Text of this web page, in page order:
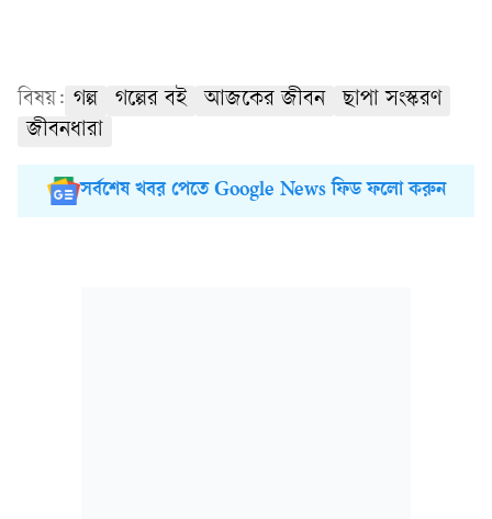
বিষয়: গল্প গল্পের বই আজকের জীবন
ছাপা সংস্করণ
জীবনধারা
সর্বশেষ খবর পেতে Google News ফিড ফলো করুন